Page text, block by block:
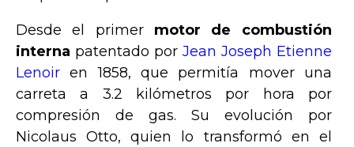
Desde el primer motor de combustión
interna patentado por Jean Joseph Etienne
Lenoir en 1858, que permitía mover una
carreta a 3.2 kilómetros por hora por
compresión de gas. Su evolución por
Nicolaus Otto, quien lo transformó en el